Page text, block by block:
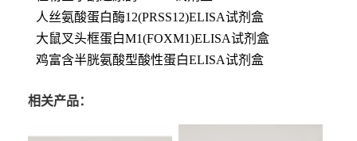
人丝氨酸蛋白酶12(PRSS12)ELISA试剂盒
大鼠叉头框蛋白M1(FOXM1)ELISA试剂盒
鸡富含半胱氨酸型酸性蛋白ELISA试剂盒
相关产品：